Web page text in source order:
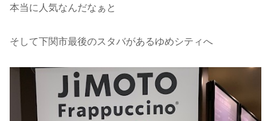
本当に人気なんだなぁと
そして下関市最後のスタバがあるゆめシティへ